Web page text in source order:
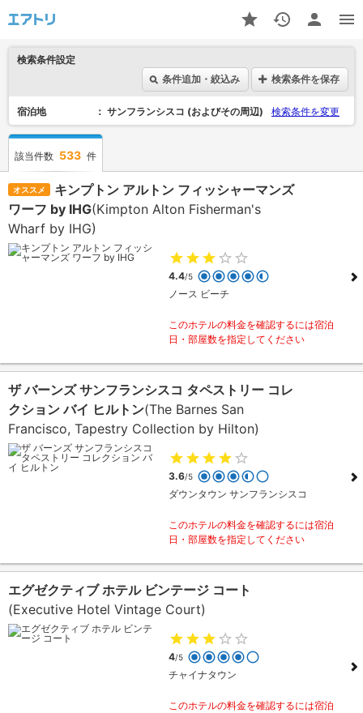
検索条件設定
条件追加・絞込み
検索条件を保存
宿泊地 サンフランシスコ (およびその周辺) 検索条件を変更
該当件数 533 件
オススメ
キンプトン アルトン フィッシャーマンズ
ワーフ by IHG(Kimpton Alton Fisherman's
Wharf by IHG)
4.4/5
ノース ビーチ
このホテルの料金を確認するには宿泊
日・部屋数を指定してください
ザ バーンズ サンフランシスコ タペストリー コレ
クション バイ ヒルトン(The Barnes San
Francisco, Tapestry Collection by Hilton)
3.6/5
ダウンタウン サンフランシスコ
このホテルの料金を確認するには宿泊
日・部屋数を指定してください
エグゼクティブ ホテル ビンテージ コート
(Executive Hotel Vintage Court)
4/5
チャイナタウン
このホテルの料金を確認するには宿泊